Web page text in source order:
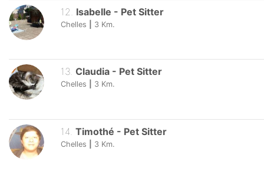
12. Isabelle - Pet Sitter
Chelles 3 Km.
13. Claudia - Pet Sitter
Chelles 3 Km.
14 Timothé - Pet Sitter
Chelles 3 Km.